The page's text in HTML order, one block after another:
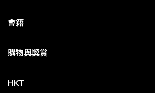
關於 The Club
合作夥伴
媒體中心
會籍
會籍及專屬禮遇
賺取積分
購物與獎賞
物流與配送
Club Shopping 商品領取站
HKT